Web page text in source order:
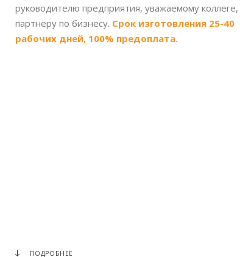
руководителю предприятия, уважаемому коллеге,
партнеру по бизнесу. Срок изготовления 25-40
рабочих дней, 100% предоплата.
ПОДРОБНЕЕ